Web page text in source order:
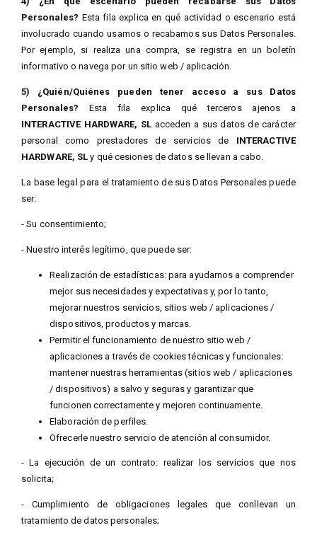
Personales? Esta fila explica en qué actividad o escenario está
involucrado cuando usamos o recabamos sus Datos Personales.
Por ejemplo, si realiza una compra, se registra en un boletín
informativo o navega por un sitio web / aplicación.
5) ¿Quién/Quiénes pueden tener acceso a sus Datos
Personales? Esta fila explica qué terceros ajenos a
INTERACTIVE HARDWARE, SL acceden a sus datos de carácter
personal como prestadores de servicios de INTERACTIVE
HARDWARE, SL y qué cesiones de datos se llevan a cabo.
La base legal para el tratamiento de sus Datos Personales puede
ser:
- Su consentimiento;
- Nuestro interés legítimo, que puede ser:
Realización de estadísticas: para ayudarnos a comprender
mejor sus necesidades y expectativas y, por lo tanto,
mejorar nuestros servicios, sitios web / aplicaciones /
dispositivos, productos y marcas.
Permitir el funcionamiento de nuestro sitio web /
aplicaciones a través de cookies técnicas y funcionales:
mantener nuestras herramientas (sitios web / aplicaciones
/ dispositivos) a salvo y seguras y garantizar que
funcionen correctamente y mejoren continuamente.
Elaboración de perfiles.
Ofrecerle nuestro servicio de atención al consumidor.
- La ejecución de un contrato: realizar los servicios que nos
solicita;
- Cumplimiento de obligaciones legales que conllevan un
tratamiento de datos personales;